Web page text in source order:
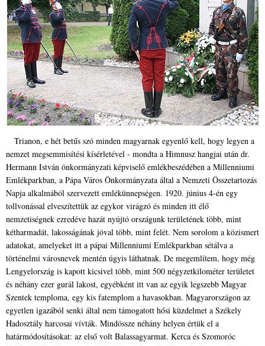
Trianon, e hét betűs szó minden magyarnak egyenlő kell, hogy legyen a
nemzet megsemmisítési kísérletével - mondta a Himnusz hangjai után dr.
Hermann István önkormányzati képviselő emlékbeszédében a Millenniumi
Emlékparkban, a Pápa Város Önkormányzata által a Nemzeti Összetartozás
Napja alkalmából szervezett emlékünnepségen. 1920. június 4-én egy
tollvonással elveszítettük az egykor virágzó és minden itt élő
nemzetiségnek ezredéve hazát nyújtó országunk területének több, mint
kétharmadát, lakosságának jóval több, mint felét. Nem sorolom a közismert
adatokat, amelyeket itt a pápai Millenniumi Emlékparkban sétálva a
történelmi városnevek mentén úgyis láthatnak. De megemlítem, hogy még
Lengyelország is kapott kicsivel több, mint 500 négyzetkilométer területet
és néhány ezer gurál lakost, egyébként itt van az egyik legszebb Magyar
Szentek temploma, egy kis fatemplom a havasokban. Magyarországon az
egyetlen igazából senki által nem támogatott hősi küzdelmet a Székely
Hadosztály harcosai vívták. Mindössze néhány helyen értük el a
határmódosításokat: az első volt Balassagyarmat. Kerca és Szomoróc